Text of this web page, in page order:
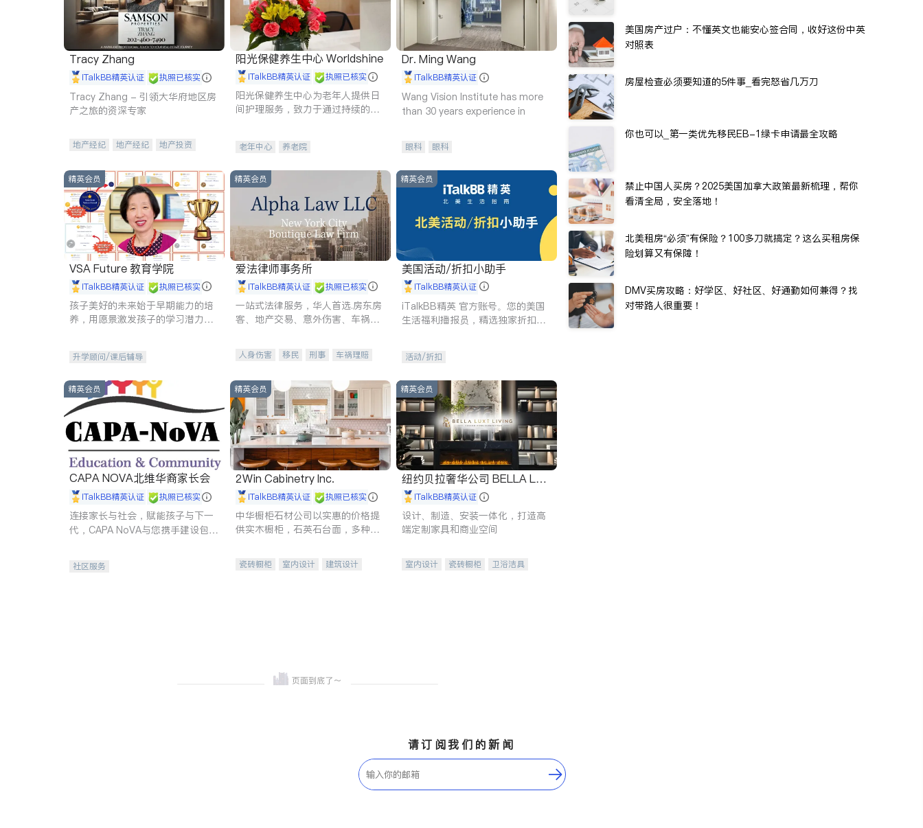
Tracy Zhang
iTalkBB精英认证 执照已核实
Tracy Zhang - 引领大华府地区房
产之旅的资深专家
地产经纪 地产经纪
地产投资
阳光保健养生中心 Worldshine
iTalkBB精英认证 执照已核实
阳光保健养生中心为老年人提供日
间护理服务，致力于通过持续的护
老年中心 养老院
Dr. Ming Wang
iTalkBB精英认证
Wang Vision Institute has more
than 30 years experience in
眼科 眼科
精英会员
VSA Future 教育学院
iTalkBB精英认证 执照已核实
孩子美好的未来始于早期能力的培
养，用愿景激发孩子的学习潜力和
升学顾问/课后辅导
精英会员
爱法律师事务所
iTalkBB精英认证 执照已核实
一站式法律服务，华人首选.房东房
客、地产交易、意外伤害、车祸重
人身伤害 移民 刑事
车祸理赔
商标注册
索赔 律师-其它 保释
精英会员
美国活动/折扣小助手
iTalkBB精英认证
iTalkBB精英 官方账号。您的美国
生活福利播报员，精选独家折扣、
活动/折扣
精英会员
CAPA NOVA北维华裔家长会
iTalkBB精英认证 执照已核实
连接家长与社会，赋能孩子与下一
代，CAPA NoVA与您携手建设包
社区服务
精英会员
2Win Cabinetry Inc.
iTalkBB精英认证 执照已核实
中华橱柜石材公司以实惠的价格提
供实木橱柜，石英石台面，多种优
机。品质厨房，家的选择。
瓷砖橱柜 室内设计
建筑设计
精英会员
纽约贝拉奢华公司 BELLA LUX
E iTalkBB精英认证
设计、制造、安装一体化，打造高
端定制家具和商业空间
室内设计 瓷砖橱柜
卫浴洁具
美国房产过户：不懂英文也能安心签合同，收好这份中英
对照表
房屋检查必须要知道的5件事_看完怒省几万刀
你也可以_第一类优先移民EB-1绿卡申请最全攻略
禁止中国人买房？2025美国加拿大政策最新梳理，帮你
看清全局，安全落地！
北美租房“必须”有保险？100多刀就搞定？这么买租房保
险划算又有保障！
DMV买房攻略：好学区、好社区、好通勤如何兼得？找
对带路人很重要！
请订阅我们的新闻